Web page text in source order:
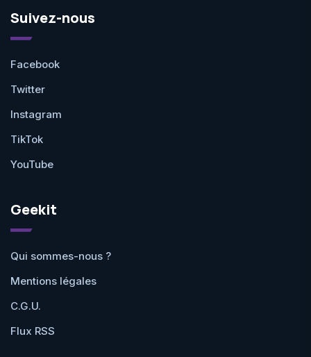
Suivez-nous
Facebook
Twitter
Instagram
TikTok
YouTube
Geekit
Qui sommes-nous ?
Mentions légales
C.G.U.
Flux RSS